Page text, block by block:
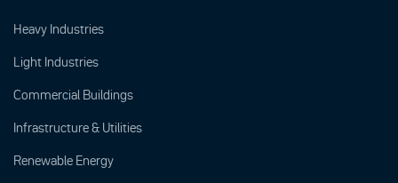
Heavy Industries
Light Industries
Commercial Buildings
Infrastructure & Utilities
Renewable Energy